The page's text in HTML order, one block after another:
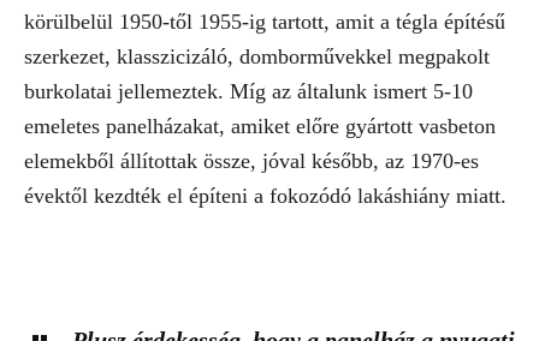
körülbelül 1950-től 1955-ig tartott, amit a tégla építésű
szerkezet, klasszicizáló, domborművekkel megpakolt
burkolatai jellemeztek. Míg az általunk ismert 5-10
emeletes panelházakat, amiket előre gyártott vasbeton
elemekből állítottak össze, jóval később, az 1970-es
évektől kezdték el építeni a fokozódó lakáshiány miatt.